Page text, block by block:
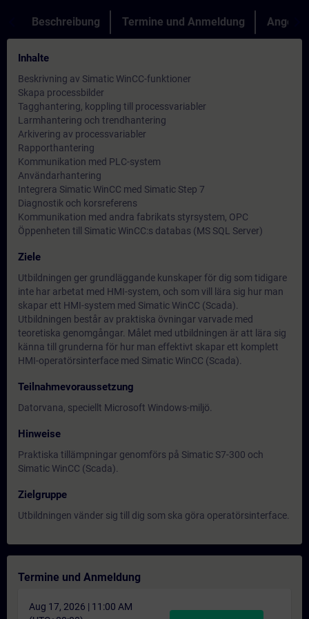
Beschreibung Termine und Anmeldung Angebot
Inhalte
Beskrivning av Simatic WinCC-funktioner
Skapa processbilder
Tagghantering, koppling till processvariabler
Larmhantering och trendhantering
Arkivering av processvariabler
Rapporthantering
Kommunikation med PLC-system
Användarhantering
Integrera Simatic WinCC med Simatic Step 7
Diagnostik och korsreferens
Kommunikation med andra fabrikats styrsystem, OPC
Öppenheten till Simatic WinCC:s databas (MS SQL Server)
Ziele
Utbildningen ger grundläggande kunskaper för dig som tidigare
inte har arbetat med HMI-system, och som vill lära sig hur man
skapar ett HMI-system med Simatic WinCC (Scada).
Utbildningen består av praktiska övningar varvade med
teoretiska genomgångar. Målet med utbildningen är att lära sig
känna till grunderna för hur man effektivt skapar ett komplett
HMI-operatörsinterface med Simatic WinCC (Scada).
Teilnahmevoraussetzung
Datorvana, speciellt Microsoft Windows-miljö.
Hinweise
Praktiska tillämpningar genomförs på Simatic S7-300 och
Simatic WinCC (Scada).
Zielgruppe
Utbildningen vänder sig till dig som ska göra operatörsinterface.
Termine und Anmeldung
Aug 17, 2026 | 11:00 AM